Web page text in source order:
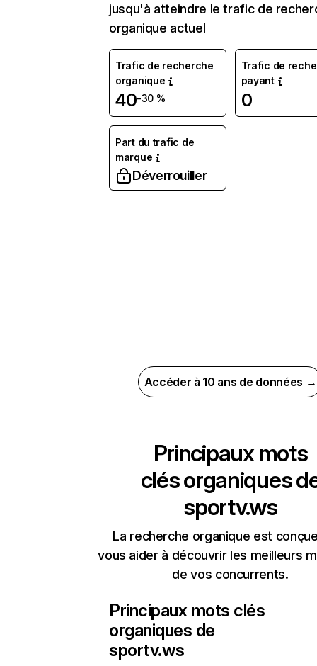
jusqu'à atteindre le trafic de
organique actuel
Trafic de recherche
organique
40-30 %
Trafic de
payant
0
Part du trafic de
marque
Déverrouiller
Accéder à 10 ans de données →
Principaux mots
clés organiques
sportv.ws
La recherche organique est
vous aider à découvrir les meilleurs
de vos concurrents.
Principaux mots clés
organiques de
sportv.ws